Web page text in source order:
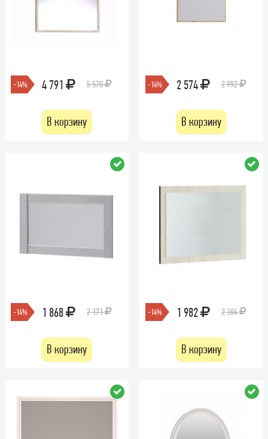
-14% 4 791 5 570
В корзину
-14% 2 574 2 992
В корзину
-14% 1 868 2 171
В корзину
-14% 1 982 2 304
В корзину